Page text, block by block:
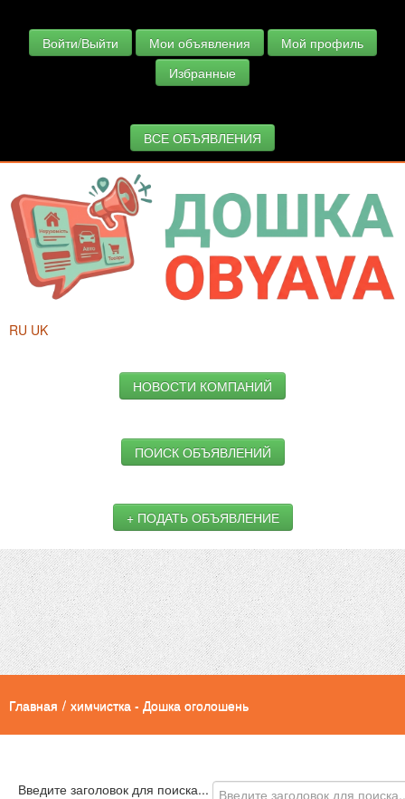
Войти/Выйти Мои объявления
Мой профиль
Избранные
ВСЕ ОБЪЯВЛЕНИЯ
RU UK
НОВОСТИ КОМПАНИЙ
ПОИСК ОБЪЯВЛЕНИЙ
+ ПОДАТЬ ОБЪЯВЛЕНИЕ
Главная / химчистка - Дошка оголошень
Введите заголовок для поиска...